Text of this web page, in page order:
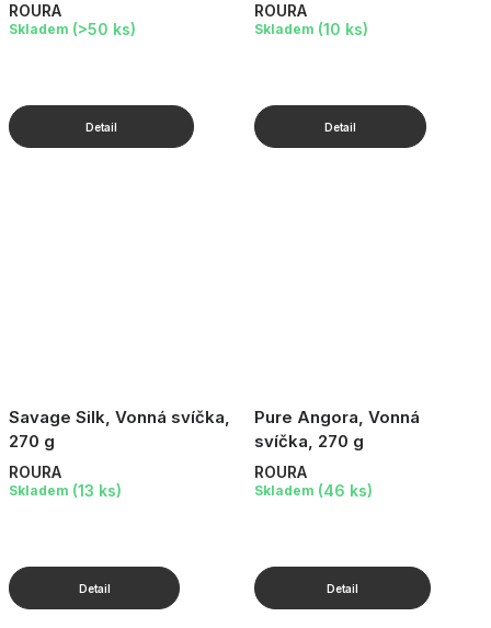
ROURA
Skladem (>50 ks)
ROURA
Skladem (10 ks)
Savage Silk, Vonná svíčka,
270 g
ROURA
Skladem (13 ks)
Pure Angora, Vonná
svíčka, 270 g
ROURA
Skladem (46 ks)